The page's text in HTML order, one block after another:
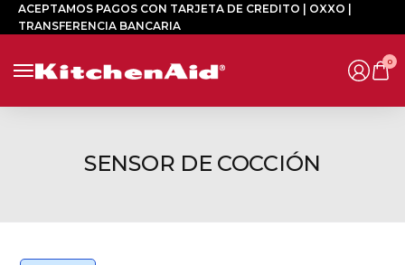
ACEPTAMOS PAGOS CON TARJETA DE CREDITO | OXXO |
TRANSFERENCIA BANCARIA
0
SENSOR DE COCCIÓN